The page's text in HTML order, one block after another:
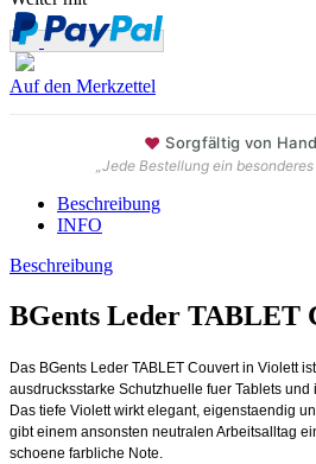
Auf den Merkzettel
♥ Sorgfältig von
„Jede Bestellung ein
Beschreibung
INFO
Beschreibung
BGents Leder TABLET
Das BGents Leder TABLET Couvert in Violett
ausdrucksstarke Schutzhuelle fuer Tablets und
Das tiefe Violett wirkt elegant, eigenstaendig
gibt einem ansonsten neutralen Arbeitsalltag
schoene farbliche Note.